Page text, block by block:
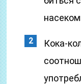
Кока-